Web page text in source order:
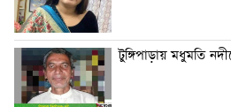
টুঙ্গিপাড়ায় মধুমতি